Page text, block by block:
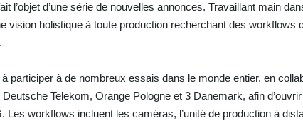
l’objet d’une série de nouvelles annonces. Travaillant main
vision holistique à toute production recherchant des workflows
participer à de nombreux essais dans le monde entier, en
Telekom, Orange Pologne et 3 Danemark, afin
Les workflows incluent les caméras, l’unité de production à